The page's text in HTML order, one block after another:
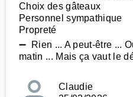
Choix des gâteaux
Personnel sympathique
Propreté
➖ Rien ... A peut-être ...
matin ... Mais ça vaut le
Claudie